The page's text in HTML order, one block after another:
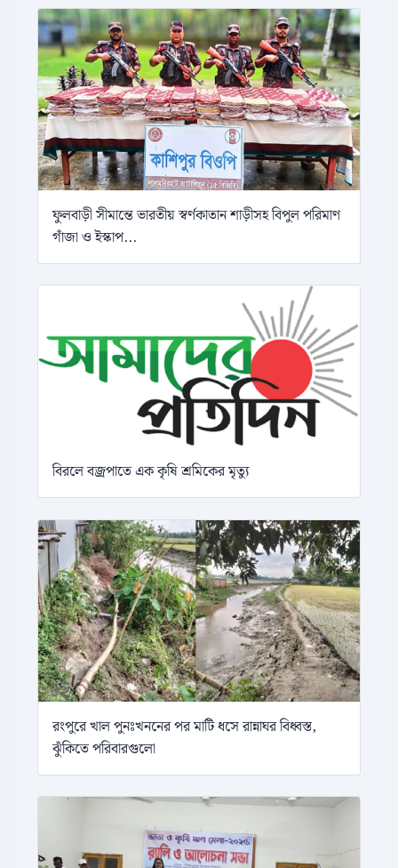
ফুলবাড়ী সীমান্তে ভারতীয় স্বর্ণকাতান শাড়ীসহ বিপুল পরিমাণ
গাঁজা ও ইস্কাপ...
বিরলে বজ্রপাতে এক কৃষি শ্রমিকের মৃত্যু
রংপুরে খাল পুনঃখননের পর মাটি ধসে রান্নাঘর বিধ্বস্ত,
ঝুঁকিতে পরিবারগুলো